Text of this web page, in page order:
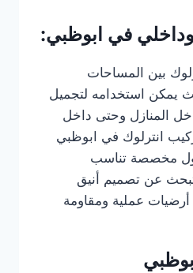
في ابوظبي:
بين المساحات
يمكن استخدامه لتجميل
المنازل وحتى داخل
انترلوك في ابوظبي
مخصصة تناسب
عن تصميم أنيق
عملية ومقاومة